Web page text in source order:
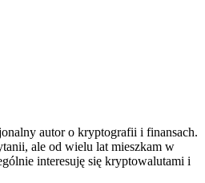
autor o kryptografii i finansach.
ale od wielu lat mieszkam w
interesuję się kryptowalutami i